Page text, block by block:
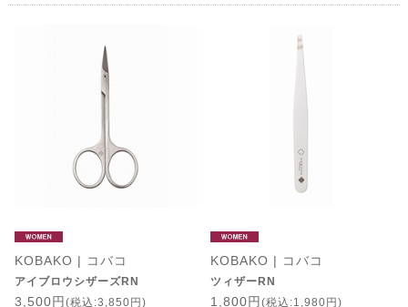
KOBAKO | コバコ
アイブロウシザーズRN
3,500円 (税込:3,850円)
KOBAKO | コバコ
ツィザーRN
1,800円 (税込:1,980円)